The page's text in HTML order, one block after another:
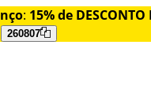
: 15% de DESCONTO
260807